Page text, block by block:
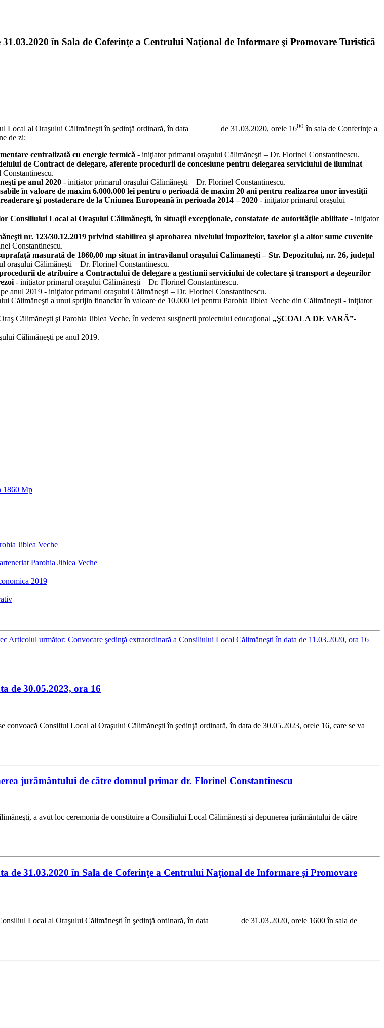
în Sala de Coferinţe a Centrului Naţional de Informare şi Promovare Turistică
Local al Oraşului Călimăneşti în şedinţă ordinară, în data de 31.03.2020, orele 1600 în sala de Conferinţe a
de zi:
centralizată cu energie termică - iniţiator primarul oraşului Călimăneşti – Dr. Florinel Constantinescu.
de Contract de delegare, aferente procedurii de concesiune pentru delegarea serviciului de iluminat
pe anul 2020 - iniţiator primarul oraşului Călimăneşti – Dr. Florinel Constantinescu.
în valoare de maxim 6.000.000 lei pentru o perioadă de maxim 20 ani pentru realizarea unor investiţii
şi postaderare de la Uniunea Europeană în perioada 2014 – 2020 - iniţiator primarul oraşului
Consiliului Local al Oraşului Călimăneşti, în situaţii excepţionale, constatate de autorităţile abilitate - iniţiator
nr. 123/30.12.2019 privind stabilirea şi aprobarea nivelului impozitelor, taxelor şi a altor sume cuvenite
Constantinescu.
masurată de 1860,00 mp situat in intravilanul orașului Calimanești – Str. Depozitului, nr. 26, județul
oraşului Călimăneşti – Dr. Florinel Constantinescu.
de atribuire a Contractului de delegare a gestiunii serviciului de colectare și transport a deșeurilor
- iniţiator primarul oraşului Călimăneşti – Dr. Florinel Constantinescu.
anul 2019 - iniţiator primarul oraşului Călimăneşti – Dr. Florinel Constantinescu.
Călimăneşti a unui sprijin financiar în valoare de 10.000 lei pentru Parohia Jiblea Veche din Călimăneşti - iniţiator
Călimăneşti şi Parohia Jiblea Veche, în vederea susţinerii proiectului educaţional „ŞCOALA DE VARĂ”-
Călimăneşti pe anul 2019.
1860 Mp
Jiblea Veche
Parohia Jiblea Veche
2019
Articolul următor: Convocare şedinţă extraordinară a Consiliului Local Călimăneşti în data de 11.03.2020, ora 16
de 30.05.2023, ora 16
Consiliul Local al Oraşului Călimăneşti în şedinţă ordinară, în data de 30.05.2023, orele 16, care se va
jurământului de către domnul primar dr. Florinel Constantinescu
a avut loc ceremonia de constituire a Consiliului Local Călimăneşti şi depunerea jurământului de către
de 31.03.2020 în Sala de Coferinţe a Centrului Naţional de Informare şi Promovare
Consiliul Local al Oraşului Călimăneşti în şedinţă ordinară, în data de 31.03.2020, orele 1600 în sala de